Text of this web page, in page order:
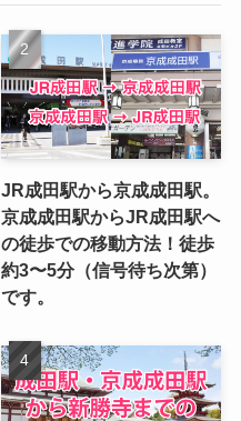
JR成田駅から京成成田駅。
京成成田駅からJR成田駅へ
の徒歩での移動方法！徒歩
約3〜5分（信号待ち次第）
です。